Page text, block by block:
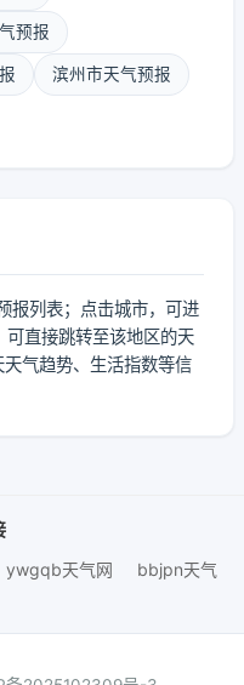
预报
滨州市天气预报
报列表；点击城市，可进
直接跳转至该地区的天
气趋势、生活指数等信
ywgqb天气网
bbjpn天气